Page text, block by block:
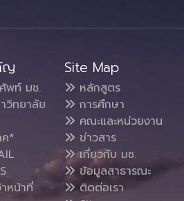
ญ
ศัพท์ มช.
วิทยาลัย
ค*
หน้าที่
Site Map
หลักสูตร
การศึกษา
คณะและหน่วยงาน
ข่าวสาร
เกี่ยวกับ มช.
ข้อมูลสาธารณะ
ติดต่อเรา